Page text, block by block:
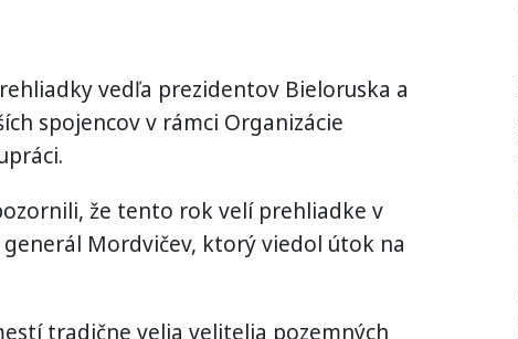
vedľa prezidentov Bieloruska a
spojencov v rámci Organizácie
že tento rok velí prehliadke v
Mordvičev, ktorý viedol útok na
tradične velia velitelia pozemných